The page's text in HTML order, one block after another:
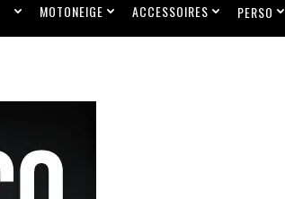
 MOTONEIGE  ACCESSOIRES  PERSO 